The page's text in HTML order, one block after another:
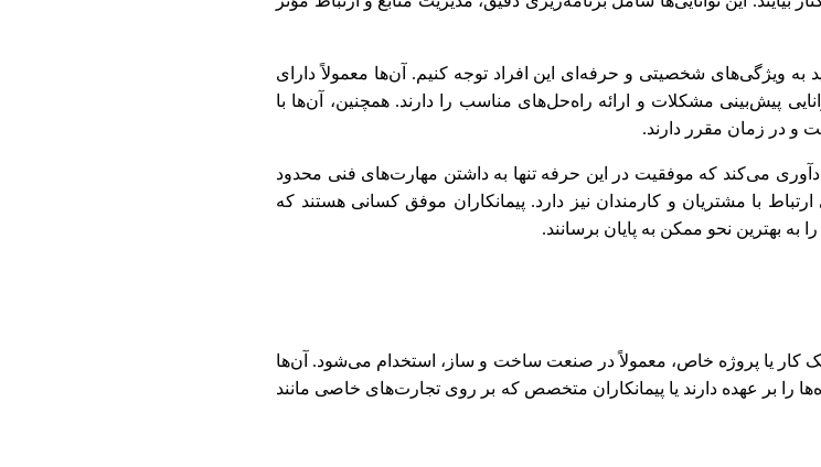
به ویژگی‌های شخصیتی و حرفه‌ای این افراد توجه کنیم. آن‌ها معمولاً دارای
پیش‌بینی مشکلات و ارائه راه‌حل‌های مناسب را دارند. همچنین، آن‌ها با
و در زمان مقرر دارند.
می‌کند که موفقیت در این حرفه تنها به داشتن مهارت‌های فنی محدود
با مشتریان و کارمندان نیز دارد. پیمانکاران موفق کسانی هستند که
به بهترین نحو ممکن به پایان برسانند.
کار یا پروژه خاص، معمولاً در صنعت ساخت و ساز، استخدام می‌شود. آن‌ها
را بر عهده دارند یا پیمانکاران متخصص که بر روی تجارت‌های خاصی مانند